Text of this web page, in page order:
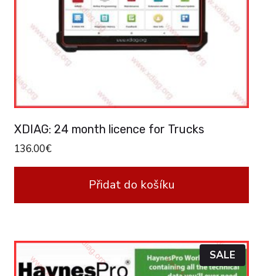
SALEP
R
XDIAG: 24 month licence for Trucks
136.00€
Přidat do košíku